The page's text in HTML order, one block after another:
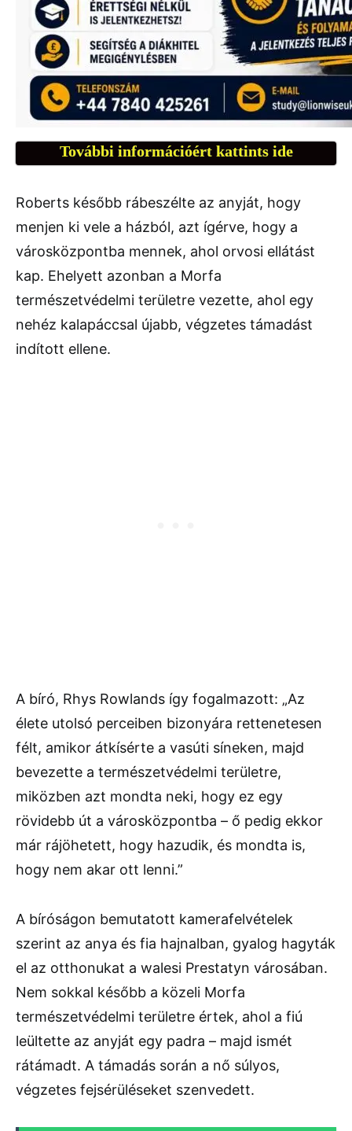
További információért kattints ide
Roberts később rábeszélte az anyját, hogy
menjen ki vele a házból, azt ígérve, hogy a
városközpontba mennek, ahol orvosi ellátást
kap. Ehelyett azonban a Morfa
természetvédelmi területre vezette, ahol egy
nehéz kalapáccsal újabb, végzetes támadást
indított ellene.
A bíró, Rhys Rowlands így fogalmazott: „Az
élete utolsó perceiben bizonyára rettenetesen
félt, amikor átkísérte a vasúti síneken, majd
bevezette a természetvédelmi területre,
miközben azt mondta neki, hogy ez egy
rövidebb út a városközpontba – ő pedig ekkor
már rájöhetett, hogy hazudik, és mondta is,
hogy nem akar ott lenni.”
A bíróságon bemutatott kamerafelvételek
szerint az anya és fia hajnalban, gyalog hagyták
el az otthonukat a walesi Prestatyn városában.
Nem sokkal később a közeli Morfa
természetvédelmi területre értek, ahol a fiú
leültette az anyját egy padra – majd ismét
rátámadt. A támadás során a nő súlyos,
végzetes fejsérüléseket szenvedett.